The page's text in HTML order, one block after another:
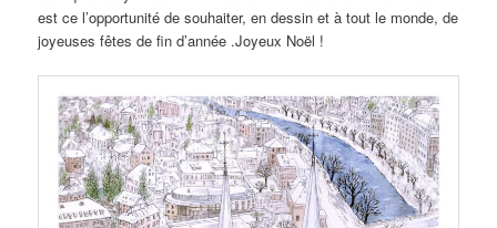
est ce l’opportunité de souhaiter, en dessin et à tout le monde, de
joyeuses fêtes de fin d’année .Joyeux Noël !